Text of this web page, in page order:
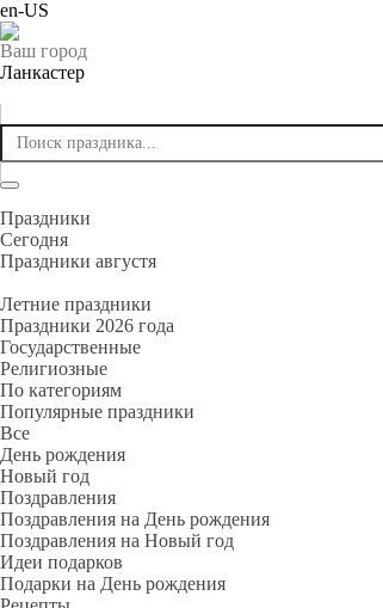
en-US
Ваш город
Ланкастер
Праздники
Cегодня
Праздники августя
Летние праздники
Праздники 2026 года
Государственные
Религиозные
По категориям
Популярные праздники
Все
День рождения
Новый год
Поздравления
Поздравления на День рождения
Поздравления на Новый год
Идеи подарков
Подарки на День рождения